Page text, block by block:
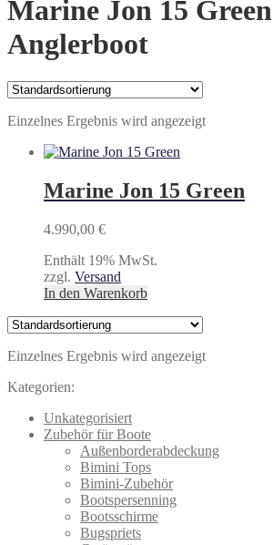
Marine Jon 15 Green
Anglerboot
Einzelnes Ergebnis wird angezeigt
Marine Jon 15 Green
4.990,00 €
Enthält 19% MwSt.
zzgl. Versand
In den Warenkorb
Einzelnes Ergebnis wird angezeigt
Kategorien:
Unkategorisiert
Zubehör für Boote
Außenborderabdeckung
Bimini Tops
Bimini-Zubehör
Bootspersenning
Bootsschirme
Bugspriets